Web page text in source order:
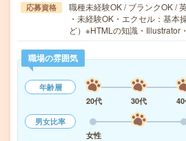
応募資格
職種未経験OK / ブランクOK /
・未経験OK・エクセル：基本
ど）※HTMLの知識・Illustrator
職場の雰囲気
年齢層
20代
30代
男女比率
女性